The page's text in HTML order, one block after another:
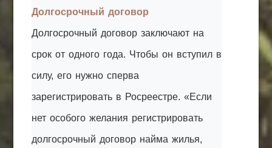
Долгосрочный договор
Долгосрочный договор заключают на
срок от одного года. Чтобы он вступил в
силу, его нужно сперва
зарегистрировать в Росреестре. «Если
нет особого желания регистрировать
долгосрочный договор найма жилья,